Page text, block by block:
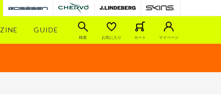
GUIDE
検索 お気に入り カート マイページ